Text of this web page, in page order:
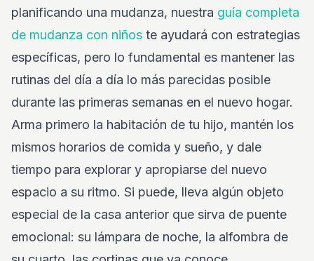
planificando una mudanza, nuestra guía completa
de mudanza con niños te ayudará con estrategias
específicas, pero lo fundamental es mantener las
rutinas del día a día lo más parecidas posible
durante las primeras semanas en el nuevo hogar.
Arma primero la habitación de tu hijo, mantén los
mismos horarios de comida y sueño, y dale
tiempo para explorar y apropiarse del nuevo
espacio a su ritmo. Si puede, lleva algún objeto
especial de la casa anterior que sirva de puente
emocional: su lámpara de noche, la alfombra de